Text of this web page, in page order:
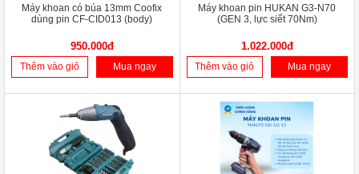
Máy khoan có búa 13mm Coofix
dùng pin CF-CID013 (body)
950.000đ
Thêm vào giỏ Mua ngay
Máy khoan pin HUKAN G3-N70
(GEN 3, lực siết 70Nm)
1.022.000đ
Thêm vào giỏ Mua ngay